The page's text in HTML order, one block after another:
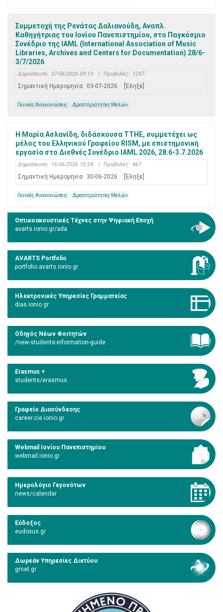
Συμμετοχή της Ρενάτας Δαλιανούδη, Αναπλ.
Καθηγήτριας του Ιονίου Πανεπιστημίου, στο Παγκόσμιο
Συνέδριο της IAML (International Association of Music
Libraries, Archives and Centers for Documentation) 28/6-
3/7/2026
Δημοσίευση: 27-06-2026 09:13 | Προβολές: 1247
Σημαντική Ημερομηνία: 03-07-2026 [Έληξε]
Γενικές Ανακοινώσεις Δραστηριότητες Μελών
Η Μαρία Ασλανίδη, διδάσκουσα ΤΤΗΕ, συμμετέχει ως
μέλος του Ελληνικού Γραφείου RISM, με επιστημονική
εργασία στο Διεθνές Συνέδριο IAML 2026, 28.6-3.7.2026
Δημοσίευση: 16-06-2026 10:24 | Προβολές: 467
Σημαντική Ημερομηνία: 30-06-2026 [Έληξε]
Γενικές Ανακοινώσεις Δραστηριότητες Μελών
Οπτικοακουστικές Τέχνες στην Ψηφιακή Εποχή
avarts.ionio.gr/ada
AVARTS Portfolio
portfolio.avarts.ionio.gr
Ηλεκτρονικές Υπηρεσίες Γραμματείας
dias.ionio.gr
Οδηγός Νέων Φοιτητών
/new-students-information-guide
Erasmus +
students/erasmus
Γραφείο Διασύνδεσης
career.cie.ionio.gr
Webmail Ιονίου Πανεπιστημίου
webmail.ionio.gr
Ημερολόγιο Γεγονότων
news/calendar
Εύδοξος
eudoxus.gr
Δωρεάν Υπηρεσίες Δικτύου
grnet.gr